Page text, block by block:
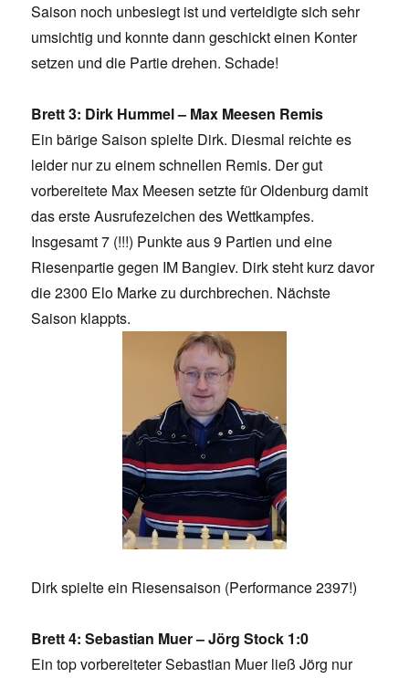
Saison noch unbesiegt ist und verteidigte sich sehr
umsichtig und konnte dann geschickt einen Konter
setzen und die Partie drehen. Schade!
Brett 3: Dirk Hummel – Max Meesen Remis
Ein bärige Saison spielte Dirk. Diesmal reichte es
leider nur zu einem schnellen Remis. Der gut
vorbereitete Max Meesen setzte für Oldenburg damit
das erste Ausrufezeichen des Wettkampfes.
Insgesamt 7 (!!!) Punkte aus 9 Partien und eine
Riesenpartie gegen IM Bangiev. Dirk steht kurz davor
die 2300 Elo Marke zu durchbrechen. Nächste
Saison klappts.
Dirk spielte ein Riesensaison (Performance 2397!)
Brett 4: Sebastian Muer – Jörg Stock 1:0
Ein top vorbereiteter Sebastian Muer ließ Jörg nur